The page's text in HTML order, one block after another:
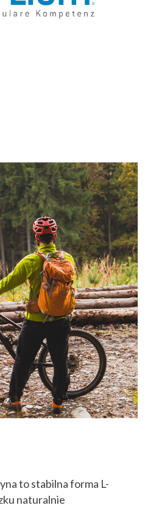
to stabilna forma L-
naturalnie